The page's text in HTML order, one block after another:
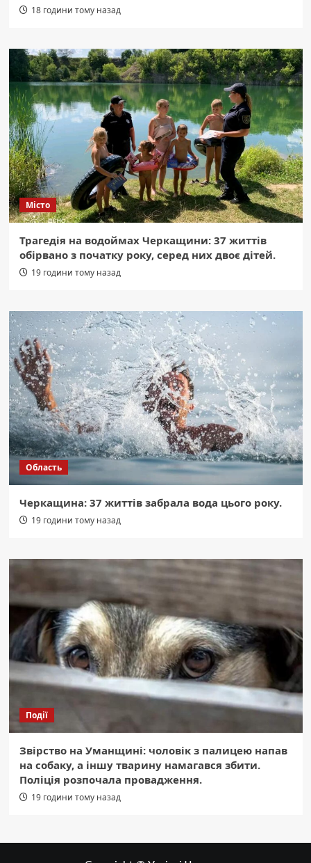
18 години тому назад
Місто
Трагедія на водоймах Черкащини: 37 життів
обірвано з початку року, серед них двоє дітей.
19 години тому назад
Область
Черкащина: 37 життів забрала вода цього року.
19 години тому назад
Події
Звірство на Уманщині: чоловік з палицею напав
на собаку, а іншу тварину намагався збити.
Поліція розпочала провадження.
19 години тому назад